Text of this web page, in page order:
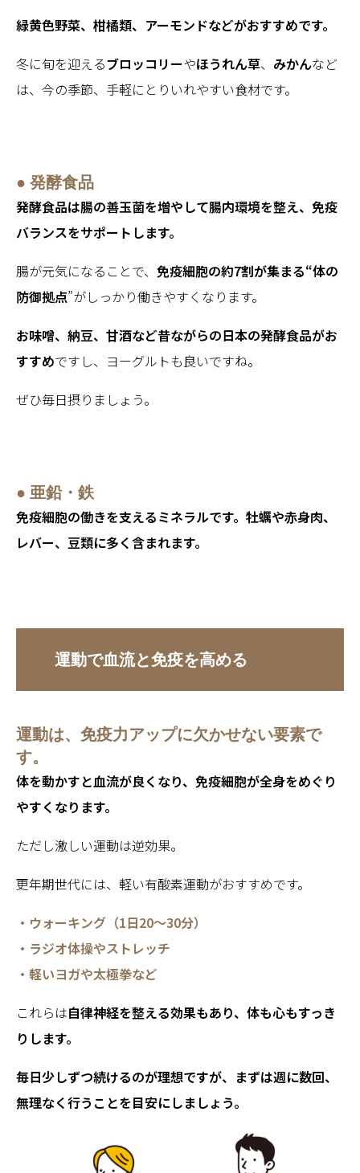
緑黄色野菜、柑橘類、アーモンドなどがおすすめです。
冬に旬を迎えるブロッコリーやほうれん草、 みかんなど
は、今の季節、手軽にとりいれやすい食材です。
● 発酵食品
発酵食品は腸の善玉菌を増やして腸内環境を整え、免疫
バランスをサポートします。
腸が元気になることで、 免疫細胞の約7割が集まる“体の
防御拠点”がしっかり働きやすくなります。
お味噌、納豆、甘酒など昔ながらの日本の発酵食品がお
すすめですし、ヨーグルトも良いですね。
ぜひ毎日摂りましょう。
● 亜鉛・鉄
免疫細胞の働きを支えるミネラルです。牡蠣や赤身肉、
レバー、豆類に多く含まれます。
運動で血流と免疫を高める
運動は、免疫力アップに欠かせない要素で
す。
体を動かすと血流が良くなり、免疫細胞が全身をめぐり
やすくなります。
ただし激しい運動は逆効果。
更年期世代には、軽い有酸素運動がおすすめです。
・ウォーキング（1日20〜30分）
・ラジオ体操やストレッチ
・軽いヨガや太極拳など
これらは自律神経を整える効果もあり、体も心もすっき
りします。
毎日少しずつ続けるのが理想ですが、まずは週に数回、
無理なく行うことを目安にしましょう。